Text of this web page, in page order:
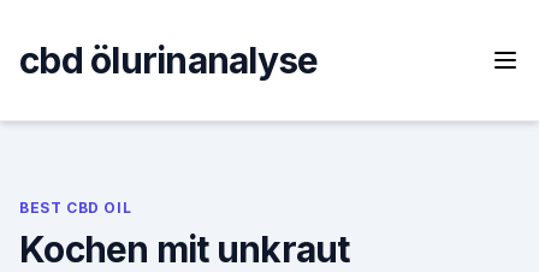
content
cbd ölurinanalyse
BEST CBD OIL
Kochen mit unkraut